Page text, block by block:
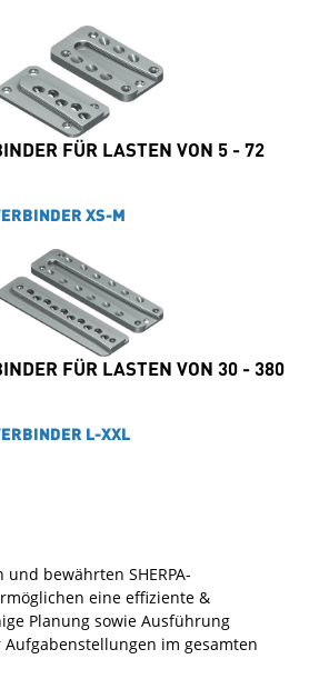
FÜR LASTEN VON 5 - 72
XS-M
FÜR LASTEN VON 30 - 380
L-XXL
bewährten SHERPA-
eine effiziente &
Planung sowie Ausführung
im gesamten